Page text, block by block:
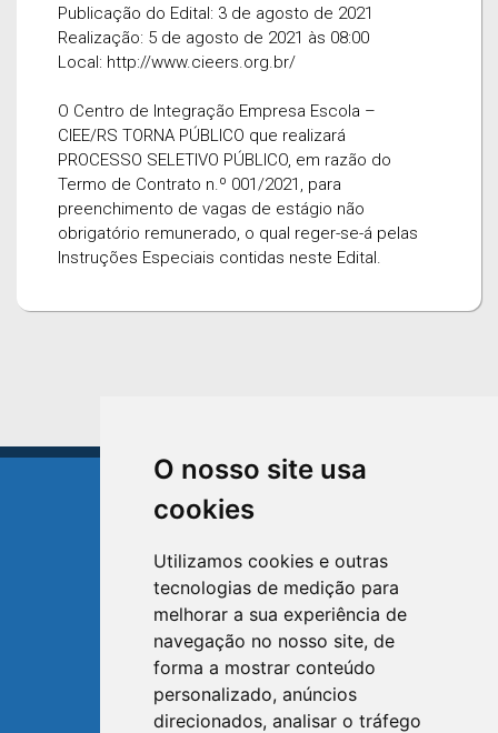
O nosso site usa
cookies
Utilizamos cookies e outras
tecnologias de medição para
melhorar a sua experiência de
navegação no nosso site, de
forma a mostrar conteúdo
personalizado, anúncios
direcionados, analisar o tráfego
Publicação do Edital: 3 de agosto de 2021
Realização: 5 de agosto de 2021 às 08:00
Local: http://www.cieers.org.br/
O Centro de Integração Empresa Escola –
CIEE/RS TORNA PÚBLICO que realizará
PROCESSO SELETIVO PÚBLICO, em razão do
Termo de Contrato n.º 001/2021, para
preenchimento de vagas de estágio não
obrigatório remunerado, o qual reger-se-á pelas
Instruções Especiais contidas neste Edital.
TRIUNFO
RIO GRANDE DO SUL
Avenida XV de Novembro, 15
Bairro Centro - Triunfo/RS
Telefone: (51) 3654-6308